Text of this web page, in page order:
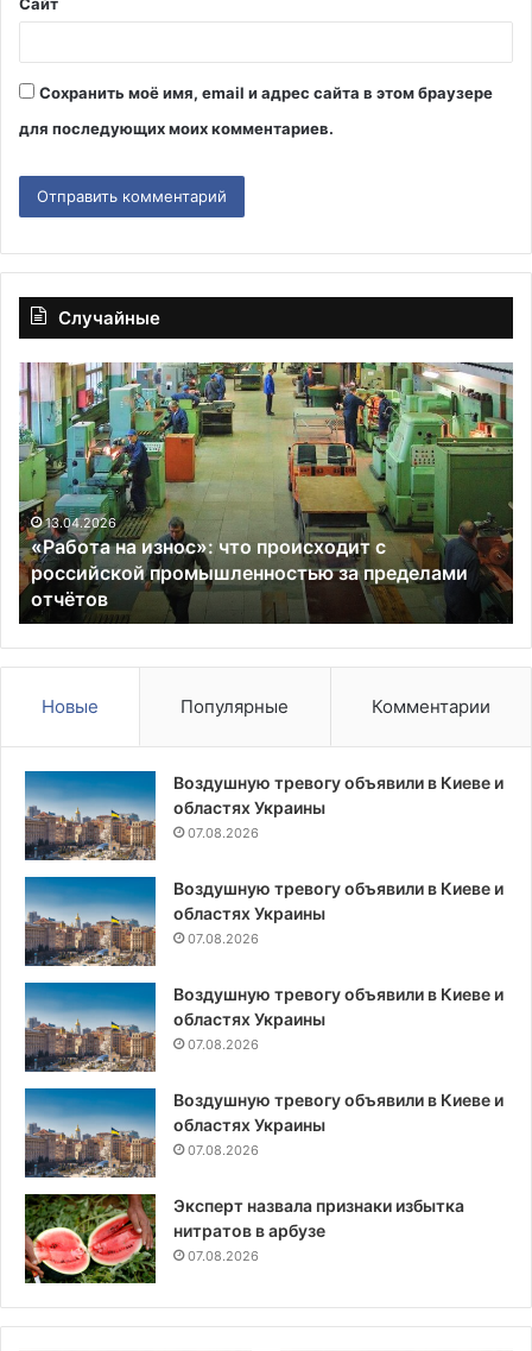
Сайт
Сохранить моё имя, email и адрес сайта в этом браузере
для последующих моих комментариев.
Случайные
«Работа
на
износ»:
что
происходит
с
российской
промышленностью
за
пределами
отчётов
13.04.2026
«Работа на износ»: что происходит с
российской промышленностью за пределами
отчётов
с
Новые Популярные Комментарии
Воздушную тревогу объявили в Киеве и
областях Украины
07.08.2026
Воздушную тревогу объявили в Киеве и
областях Украины
07.08.2026
Воздушную тревогу объявили в Киеве и
областях Украины
07.08.2026
Воздушную тревогу объявили в Киеве и
областях Украины
07.08.2026
Эксперт назвала признаки избытка
нитратов в арбузе
07.08.2026